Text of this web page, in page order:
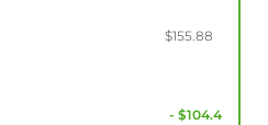
$155.88
- $104.4